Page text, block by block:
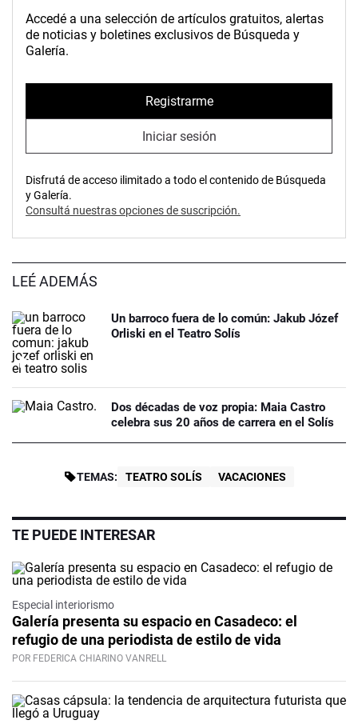
Accedé a una selección de artículos gratuitos, alertas
de noticias y boletines exclusivos de Búsqueda y
Galería.
Registrarme
Iniciar sesión
Disfrutá de acceso ilimitado a todo el contenido de Búsqueda
y Galería.
Consultá nuestras opciones de suscripción.
LEÉ ADEMÁS
Un barroco fuera de lo común: Jakub Józef
Orliski en el Teatro Solís
Dos décadas de voz propia: Maia Castro
celebra sus 20 años de carrera en el Solís
TEMAS: TEATRO SOLÍS VACACIONES
TE PUEDE INTERESAR
Especial interiorismo
Galería presenta su espacio en Casadeco: el
refugio de una periodista de estilo de vida
POR FEDERICA CHIARINO VANRELL